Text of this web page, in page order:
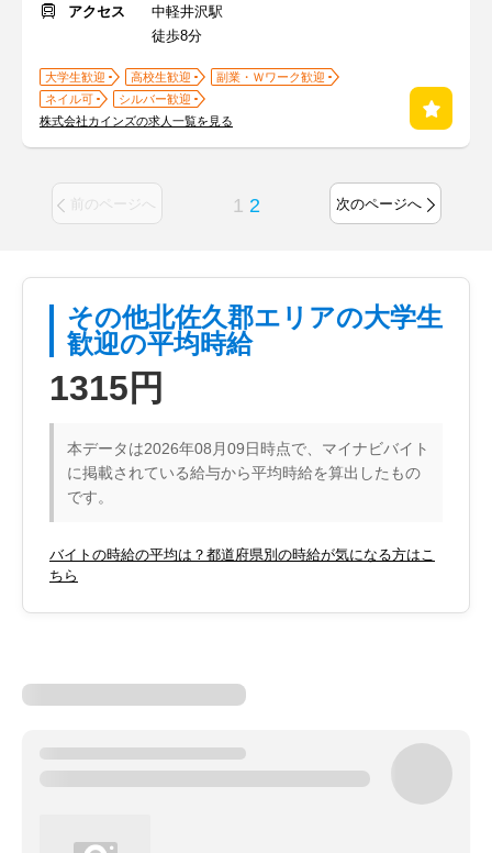
アクセス
中軽井沢駅
徒歩8分
大学生歓迎 高校生歓迎
副業・Ｗワーク歓迎
ネイル可
シルバー歓迎
株式会社カインズの求人一覧を見る
前のページへ 1 2 次のページへ
その他北佐久郡エリアの大学生
歓迎の平均時給
1315円
本データは2026年08月09日時点で、マイナビバイト
に掲載されている給与から平均時給を算出したもの
です。
バイトの時給の平均は？都道府県別の時給が気になる方はこ
ちら